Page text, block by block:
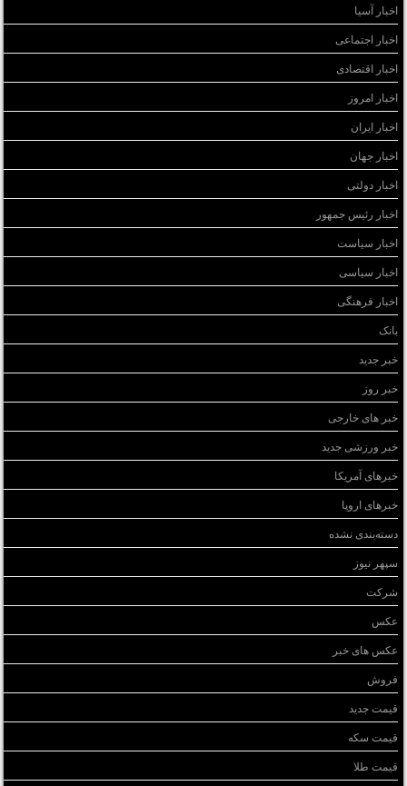
اخبار آسیا
اخبار اجتماعی
اخبار اقتصادی
اخبار امروز
اخبار ایران
اخبار جهان
اخبار دولتی
اخبار رئیس جمهور
اخبار سیاست
اخبار سیاسی
اخبار فرهنگی
بانک
خبر جدید
خبر روز
خبر های خارجی
خبر ورزشی جدید
خبرهای آمریکا
خبرهای اروپا
دسته‌بندی نشده
سپهر نیوز
شرکت
عکس
عکس های خبر
فروش
قیمت جدید
قیمت سکه
قیمت طلا